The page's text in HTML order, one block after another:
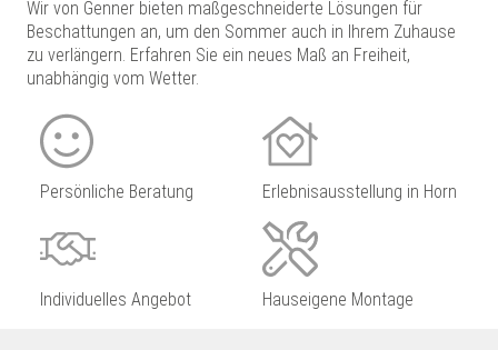
Wir von Genner bieten maßgeschneiderte Lösungen für
Beschattungen an, um den Sommer auch in Ihrem Zuhause
zu verlängern. Erfahren Sie ein neues Maß an Freiheit,
unabhängig vom Wetter.
Persönliche Beratung Erlebnisausstellung in Horn
Individuelles Angebot Hauseigene Montage